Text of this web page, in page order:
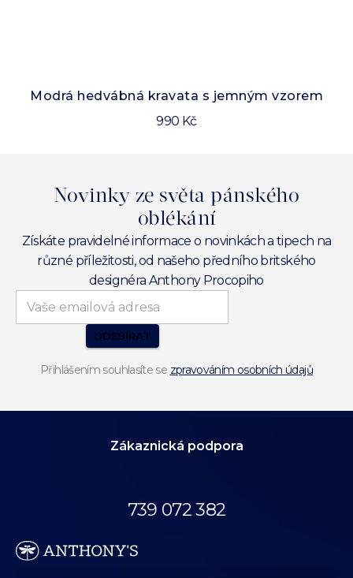
Modrá hedvábná kravata s jemným vzorem
990 Kč
Novinky ze světa pánského
oblékání
Získáte pravidelné informace o novinkách a tipech na
různé příležitosti, od našeho předního britského
designéra Anthony Procopiho
ODEBÍRAT
Přihlášením souhlasíte se zpravováním osobních údajů
Zákaznická podpora
739 072 382